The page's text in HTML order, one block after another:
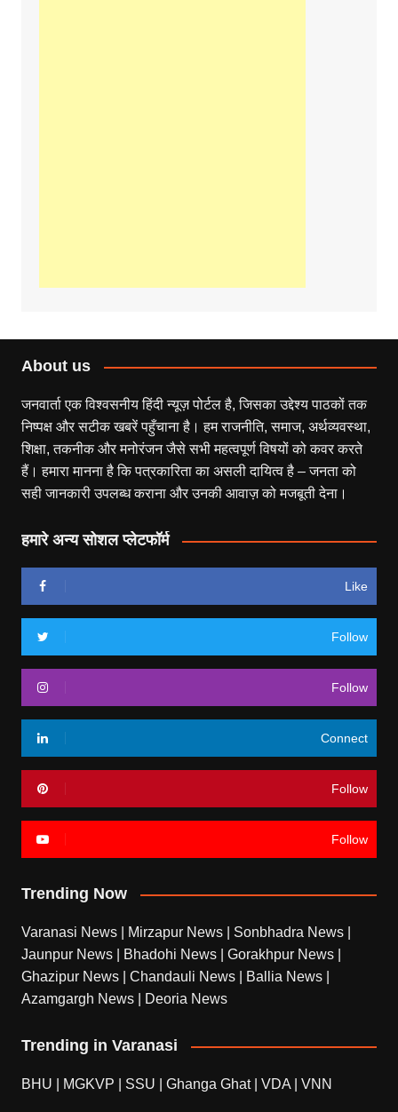
About us
जनवार्ता एक विश्वसनीय हिंदी न्यूज़ पोर्टल है, जिसका उद्देश्य पाठकों तक
निष्पक्ष और सटीक खबरें पहुँचाना है। हम राजनीति, समाज, अर्थव्यवस्था,
शिक्षा, तकनीक और मनोरंजन जैसे सभी महत्वपूर्ण विषयों को कवर करते
हैं। हमारा मानना है कि पत्रकारिता का असली दायित्व है – जनता को
सही जानकारी उपलब्ध कराना और उनकी आवाज़ को मजबूती देना।
हमारे अन्य सोशल प्लेटफॉर्म
Like
Follow
Follow
Connect
Follow
Follow
Trending Now
Varanasi News Mirzapur News Sonbhadra News
Jaunpur News
Bhadohi News Gorakhpur News
Ghazipur News
Chandauli News Ballia News
Azamgargh News
Deoria News
Trending in Varanasi
BHU MGKVP SSU Ghanga Ghat| VDA VNN